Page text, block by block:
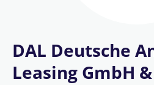
DAL Deutsche
Leasing GmbH &